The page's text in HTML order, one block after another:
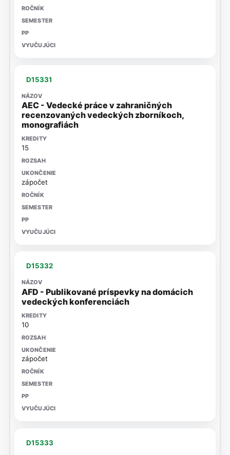
D15331
AEC - Vedecké práce v zahraničných
recenzovaných vedeckých zborníkoch,
monografiách
15
zápočet
D15332
AFD - Publikované príspevky na domácich
vedeckých konferenciách
10
zápočet
D15333